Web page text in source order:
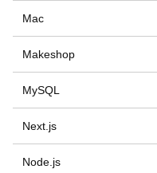
Mac
Makeshop
MySQL
Next.js
Node.js